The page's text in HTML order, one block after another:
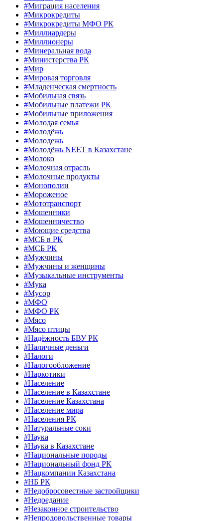
#Миграция населения
#Микрокредиты
#Микрокредиты МФО РК
#Миллиардеры
#Миллионеры
#Минеральная вода
#Министерства РК
#Мир
#Мировая торговля
#Младенческая смертность
#Мобильная связь
#Мобильные платежи РК
#Мобильные приложения
#Молодая семья
#Молодёжь
#Молодежь
#Молодёжь NEET в Казахстане
#Молоко
#Молочная отрасль
#Молочные продукты
#Монополии
#Мороженое
#Мототранспорт
#Мошенники
#Мошенничество
#Моющие средства
#МСБ в РК
#МСБ РК
#Мужчины
#Мужчины и женщины
#Музыкальные инструменты
#Мука
#Мусор
#МФО
#МФО РК
#Мясо
#Мясо птицы
#Надёжность БВУ РК
#Наличные деньги
#Налоги
#Налогообложение
#Наркотики
#Население
#Население в Казахстане
#Население Казахстана
#Население мира
#Населения РК
#Натуральные соки
#Наука
#Наука в Казахстане
#Национальные породы
#Национальный фонд РК
#Нацкомпании Казахстана
#НБ РК
#Недобросовестные застройщики
#Недоедание
#Незаконное строительство
#Непродовольственные товары